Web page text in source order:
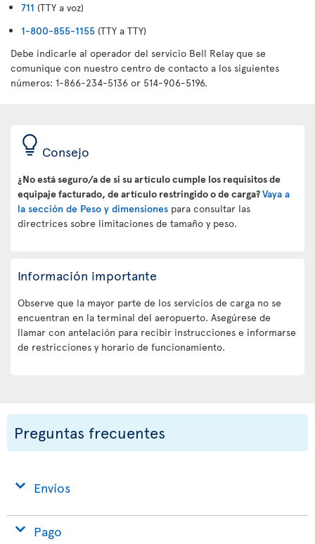
711 (TTY a voz)
1-800-855-1155 (TTY a TTY)
Debe indicarle al operador del servicio Bell Relay que se
comunique con nuestro centro de contacto a los siguientes
números: 1-866-234-5136 or 514-906-5196.
Consejo
¿No está seguro/a de si su artículo cumple los requisitos de
equipaje facturado, de artículo restringido o de carga?Vaya a
la sección de Peso y dimensiones para consultar las
directrices sobre limitaciones de tamaño y peso.
Información importante
Observe que la mayor parte de los servicios de carga no se
encuentran en la terminal del aeropuerto. Asegúrese de
llamar con antelación para recibir instrucciones e informarse
de restricciones y horario de funcionamiento.
Preguntas frecuentes
Envíos
Pago